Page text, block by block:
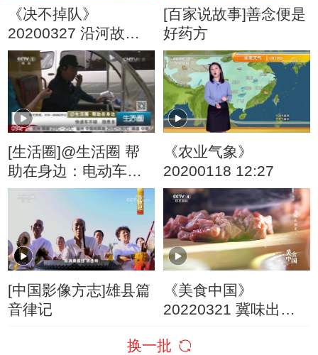
《决不掉队》
20200327 沿河故事·
石旮旯的变迁
[百家说故事]善念便是
好药方
[生活圈]@生活圈 帮
助在身边：电动车未
锁 三岁男童误驾驶险
《农业气象》
20200118 12:27
[中国影像方志]雄县篇
音律记
《美食中国》
20220321 冀味出保
换一批